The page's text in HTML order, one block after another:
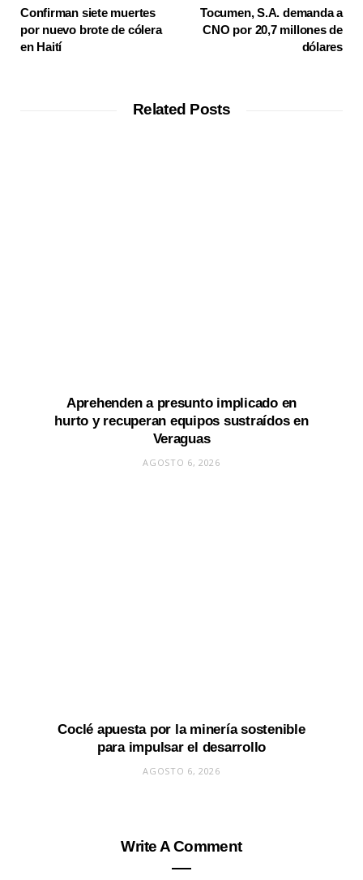
Confirman siete muertes
por nuevo brote de cólera
en Haití
Tocumen, S.A. demanda a
CNO por 20,7 millones de
dólares
Related Posts
Aprehenden a presunto implicado en
hurto y recuperan equipos sustraídos en
Veraguas
AGOSTO 6, 2026
Coclé apuesta por la minería sostenible
para impulsar el desarrollo
AGOSTO 6, 2026
Write A Comment